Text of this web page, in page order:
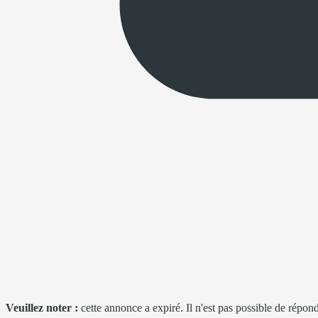
Veuillez noter : cette annonce a expiré. Il n'est pas possible de